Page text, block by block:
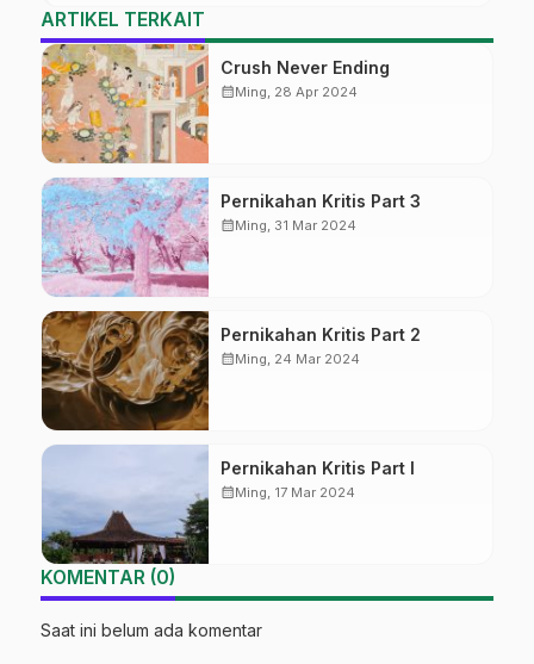
ARTIKEL TERKAIT
Crush Never Ending
calendar_monthMing, 28 Apr 2024
Pernikahan Kritis Part 3
calendar_monthMing, 31 Mar 2024
Pernikahan Kritis Part 2
calendar_monthMing, 24 Mar 2024
Pernikahan Kritis Part I
calendar_monthMing, 17 Mar 2024
KOMENTAR (0)
Saat ini belum ada komentar